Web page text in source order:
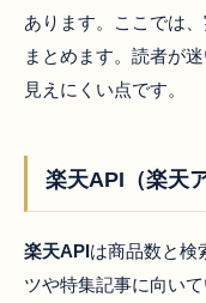
あります。ここでは
まとめます。読者が
見えにくい点です。
楽天API（楽天
楽天APIは商品数と検
ツや特集記事に向い